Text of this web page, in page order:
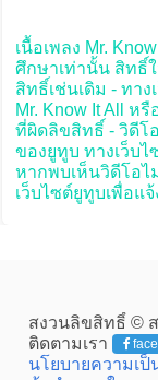
เนื้อเพลง Mr.
ศึกษาเท่านั้น สิทธิ์
สิทธิ์เช่นเดิม - ทา
Mr. Know It All ห
ที่ผิดลิขสิทธิ์ - วิดีโอ
ของยูทูบ ทางเว็บ
หากพบเห็นวิดีโอ
เว็บไซต์ยูทูบเพื่อแ
สงวนลิขสิทธิ์ ©
ติดตามเรา
นโยบายความเป็